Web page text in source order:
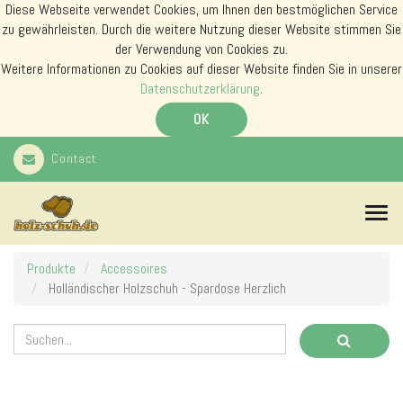
Diese Webseite verwendet Cookies, um Ihnen den bestmöglichen Service
zu gewährleisten. Durch die weitere Nutzung dieser Website stimmen Sie
der Verwendung von Cookies zu.
Weitere Informationen zu Cookies auf dieser Website finden Sie in unserer
Datenschutzerklärung.
OK
Contact
N
v
Produkte
Accessoires
Holländischer Holzschuh - Spardose Herzlich